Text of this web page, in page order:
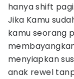
hanya shift pagi.
Jika Kamu
kamu seorang
menyiapkan
anak rewel